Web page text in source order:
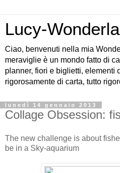
Lucy-
Ciao, benvenuti nella mia
meraviglie è un mondo fatto di
planner, fiori e biglietti, elementi
rigorosamente di carta, tutto
lunedì 14 gennaio 2013
Collage Obsession:
The new challenge is about
be in a Sky-aquarium